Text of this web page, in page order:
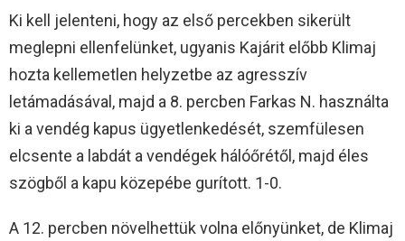
Ki kell jelenteni, hogy az első percekben sikerült
meglepni ellenfelünket, ugyanis Kajárit előbb Klimaj
hozta kellemetlen helyzetbe az agresszív
letámadásával, majd a 8. percben Farkas N. használta
ki a vendég kapus ügyetlenkedését, szemfülesen
elcsente a labdát a vendégek hálóőrétől, majd éles
szögből a kapu közepébe gurított. 1-0.
A 12. percben növelhettük volna előnyünket, de Klimaj